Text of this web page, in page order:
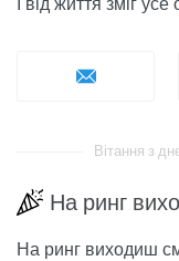
Вітання з
На ринг
На ринг виходиш